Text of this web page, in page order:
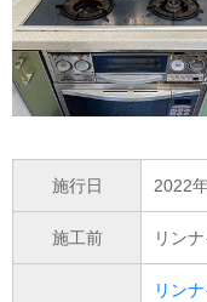
施行日 2022
施工前 リン
リン